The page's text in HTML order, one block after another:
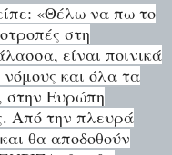
«Θέλω να πω το
στη
είναι ποινικά
και όλα τα
στην Ευρώπη
Από την πλευρά
θα αποδοθούν